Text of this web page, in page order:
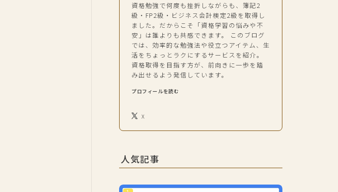
資格勉強で何度も挫折しながらも、簿記2
級・FP2級・ビジネス会計検定2級を取得し
ました。だからこそ「資格学習の悩みや不
安」は誰よりも共感できます。 このブログ
では、効率的な勉強法や役立つアイテム、生
活をちょっとラクにするサービスを紹介。
資格取得を目指す方が、前向きに一歩を踏
み出せるよう発信しています。
プロフィールを読む
X
人気記事